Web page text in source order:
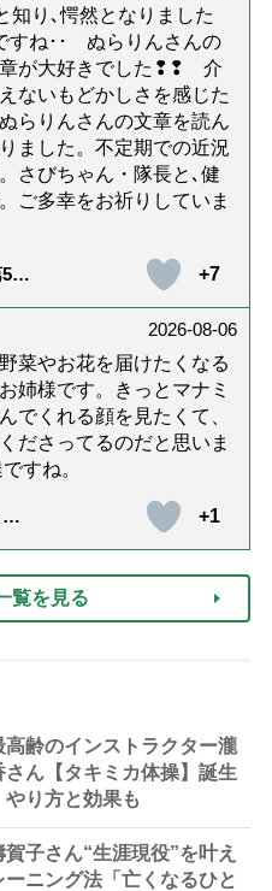
知り､愕然となりました
すね･･ ぬらりんさんの
章が大好きでした❢❢ 介
ないもどかしさを感じた
らりんさんの文章を読ん
ました。不定期での近況
さびちゃん・隊長と､健
ご多幸をお祈りしていま
+7
2026-08-06
菜やお花を届けたくなる
姉様です。きっとマナミ
でくれる顔を見たくて、
ださってるのだと思いま
すね。
+1
覧を見る
高齢のインストラクター瀧
さん【タキミカ体操】誕生
り方と効果も
賀子さん“生涯現役”を叶え
ーニング法「亡くなるひと